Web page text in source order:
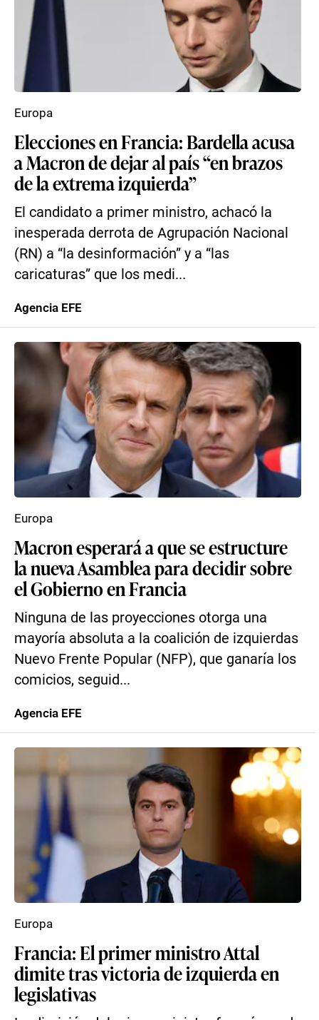
Elecciones en Francia: Bardella acusa
a Macron de dejar al país “en brazos
de la extrema izquierda”
El candidato a primer ministro, achacó la
inesperada derrota de Agrupación Nacional
(RN) a “la desinformación” y a “las
caricaturas” que los medi...
Europa
Agencia EFE
Macron esperará a que se estructure
la nueva Asamblea para decidir sobre
el Gobierno en Francia
Ninguna de las proyecciones otorga una
mayoría absoluta a la coalición de izquierdas
Nuevo Frente Popular (NFP), que ganaría los
comicios, seguid...
Europa
Agencia EFE
Francia: El primer ministro Attal
dimite tras victoria de izquierda en
legislativas
Europa